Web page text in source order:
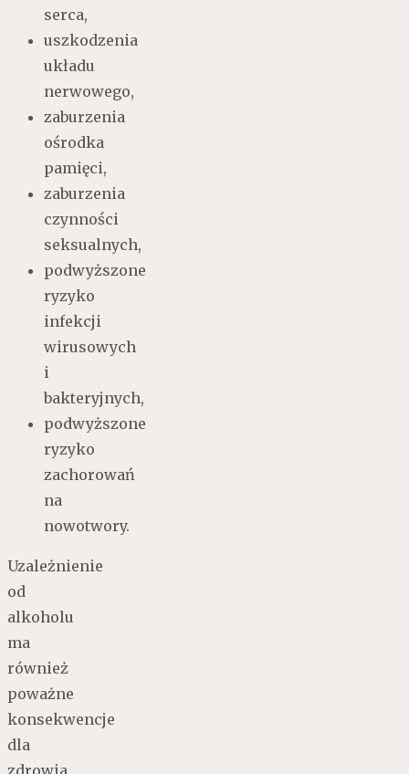
serca,
uszkodzenia
układu
nerwowego,
zaburzenia
ośrodka
pamięci,
zaburzenia
czynności
seksualnych,
podwyższone
ryzyko
infekcji
wirusowych
i
bakteryjnych,
podwyższone
ryzyko
zachorowań
na
nowotwory.
Uzależnienie
od
alkoholu
ma
również
poważne
konsekwencje
dla